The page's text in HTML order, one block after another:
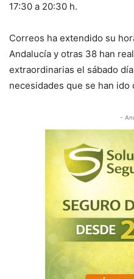
17:30 a 20:30 h.
Correos ha extendido su
Andalucía y otras 38 han
extraordinarias el sábado
necesidades que se han
-